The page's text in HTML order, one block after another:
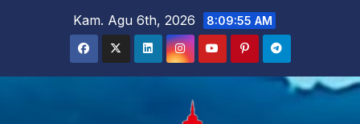
Kam. Agu 6th, 2026 8:09:56 AM